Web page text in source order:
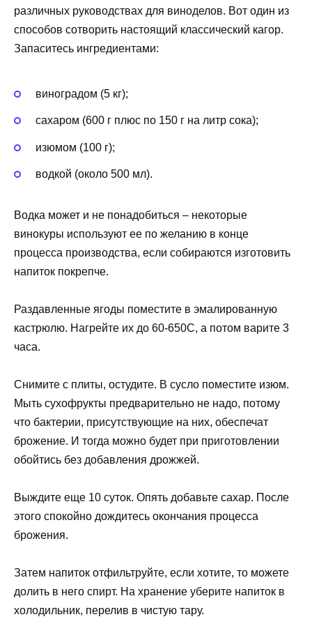
различных руководствах для виноделов. Вот один из
способов сотворить настоящий классический кагор.
Запаситесь ингредиентами:
виноградом (5 кг);
сахаром (600 г плюс по 150 г на литр сока);
изюмом (100 г);
водкой (около 500 мл).
Водка может и не понадобиться – некоторые
винокуры используют ее по желанию в конце
процесса производства, если собираются изготовить
напиток покрепче.
Раздавленные ягоды поместите в эмалированную
кастрюлю. Нагрейте их до 60-650С, а потом варите 3
часа.
Снимите с плиты, остудите. В сусло поместите изюм.
Мыть сухофрукты предварительно не надо, потому
что бактерии, присутствующие на них, обеспечат
брожение. И тогда можно будет при приготовлении
обойтись без добавления дрожжей.
Выждите еще 10 суток. Опять добавьте сахар. После
этого спокойно дождитесь окончания процесса
брожения.
Затем напиток отфильтруйте, если хотите, то можете
долить в него спирт. На хранение уберите напиток в
холодильник, перелив в чистую тару.